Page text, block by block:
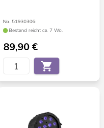
No. 51930306
Bestand reicht ca. 7 Wo.
89,90€